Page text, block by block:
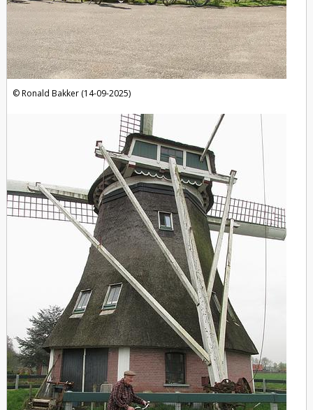
Ronald Bakker (14-09-2025)